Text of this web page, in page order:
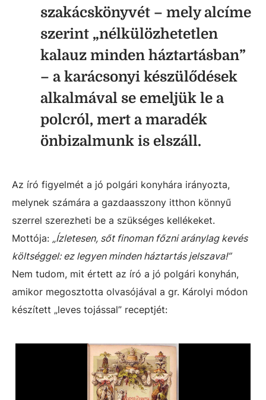
szakácskönyvét – mely alcíme
szerint „nélkülözhetetlen
kalauz minden háztartásban”
– a karácsonyi készülődések
alkalmával se emeljük le a
polcról, mert a maradék
önbizalmunk is elszáll.
Az író figyelmét a jó polgári konyhára irányozta,
melynek számára a gazdaasszony itthon könnyű
szerrel szerezheti be a szükséges kellékeket.
Mottója: „Ízletesen, sőt finoman főzni aránylag kevés
költséggel: ez legyen minden háztartás jelszava!”
Nem tudom, mit értett az író a jó polgári konyhán,
amikor megosztotta olvasójával a gr. Károlyi módon
készített „leves tojással” receptjét: